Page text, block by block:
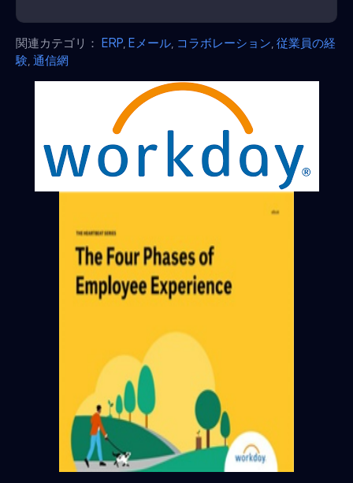
関連カテゴリ： ERP Eメール コラボレーション 従業員の経
験 通信網